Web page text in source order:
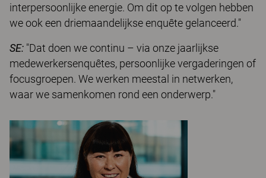
interpersoonlijke energie. Om dit op te volgen hebben
we ook een driemaandelijkse enquête gelanceerd."
SE: "Dat doen we continu – via onze jaarlijkse
medewerkersenquêtes, persoonlijke vergaderingen of
focusgroepen. We werken meestal in netwerken,
waar we samenkomen rond een onderwerp."